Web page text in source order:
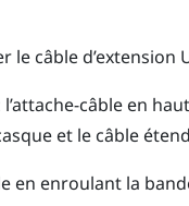
le câble d’extension
câble en
et le câble
en enroulant la